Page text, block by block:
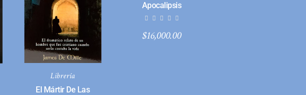
Librería
El Mártir De Las
Apocalipsis
$16,000.00